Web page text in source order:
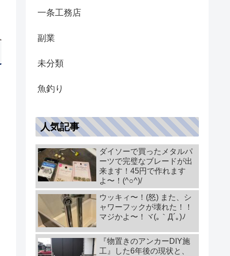
一条工務店
副業
未分類
魚釣り
人気記事
ダイソーで買ったメタルパ
ーツで完璧なブレードが出
来ます！45円で作れます
よ〜！(^○^)/
ウッキィ〜！(怒) また、シ
ャワーフックが壊れた！！
マジかよ〜！ヾ(｡｀Д´｡)ﾉ
『物置きのアンカーDIY施
工』した6年後の現状と、